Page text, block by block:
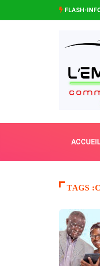
FLASH-
TAGS